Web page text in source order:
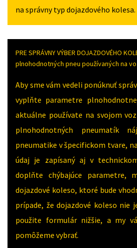
na správny typ dojazdového kolesa.
PRE SPRÁVNY VÝBER DOJAZDOVÉHO
plnohodnotných pneu používaných na
Aby sme vám vedeli ponúknuť
vyplňte parametre
aktuálne používate na svojom
plnohodnotných pneumatík
pneumatike v špecifickom tvare,
údaj je zapísaný aj v
doplňte chýbajúce parametre,
dojazdové koleso, ktoré bude
prípade, že dojazdové koleso nie
použite formulár nižšie, a my
pomôžeme vybrať.